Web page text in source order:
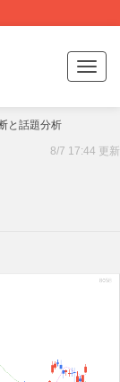
T
o
g
e
と話題分析
8/7 17:44 更新